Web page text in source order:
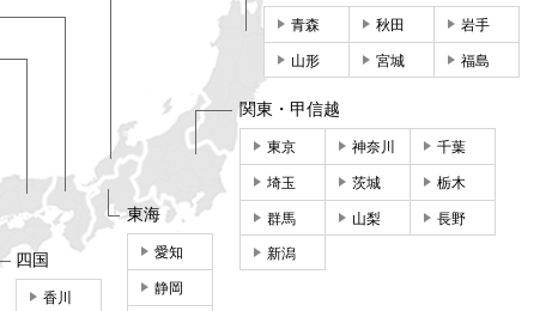
青森 秋田 岩手
山形 宮城 福島
関東・甲信越
東京 神奈川 千葉
埼玉 茨城 栃木
群馬 山梨 長野
新潟
東海
愛知
静岡
四国
香川